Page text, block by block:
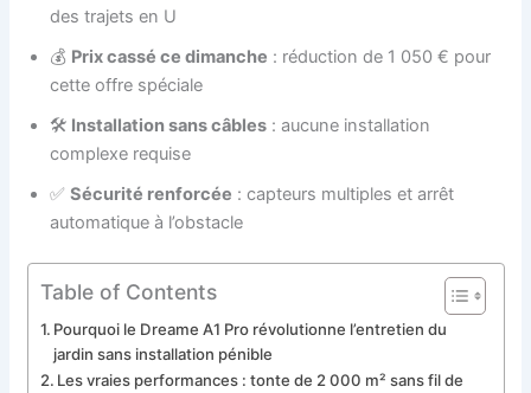
des trajets en U
💰 Prix cassé ce dimanche : réduction de 1 050 € pour
cette offre spéciale
🛠️ Installation sans câbles : aucune installation
complexe requise
✅Sécurité renforcée : capteurs multiples et arrêt
automatique à l’obstacle
Table of Contents
Pourquoi le Dreame A1 Pro révolutionne l’entretien du
jardin sans installation pénible
Les vraies performances : tonte de 2 000 m² sans fil de